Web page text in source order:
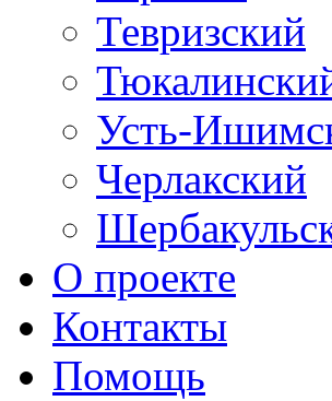
Тевризский
Усть-
Черлакский
О проекте
Контакты
Помощь